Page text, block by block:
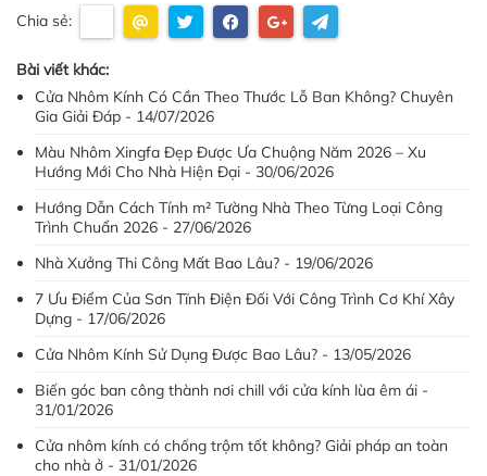
Chia sẻ:
Bài viết khác:
Cửa Nhôm Kính Có Cần Theo Thước Lỗ Ban Không? Chuyên
Gia Giải Đáp - 14/07/2026
Màu Nhôm Xingfa Đẹp Được Ưa Chuộng Năm 2026 – Xu
Hướng Mới Cho Nhà Hiện Đại - 30/06/2026
Hướng Dẫn Cách Tính m² Tường Nhà Theo Từng Loại Công
Trình Chuẩn 2026 - 27/06/2026
Nhà Xưởng Thi Công Mất Bao Lâu? - 19/06/2026
7 Ưu Điểm Của Sơn Tĩnh Điện Đối Với Công Trình Cơ Khí Xây
Dựng - 17/06/2026
Cửa Nhôm Kính Sử Dụng Được Bao Lâu? - 13/05/2026
Biến góc ban công thành nơi chill với cửa kính lùa êm ái -
31/01/2026
Cửa nhôm kính có chống trộm tốt không? Giải pháp an toàn
cho nhà ở - 31/01/2026